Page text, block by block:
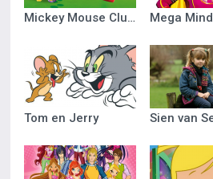
Mickey Mouse Clubhuis Mega
Tom en Jerry Sien van